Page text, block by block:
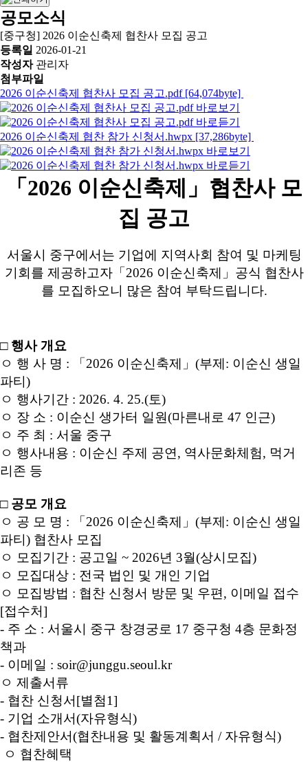
공모소식
[중구청] 2026 이순신축제 협찬사 모집 공고
등록일 2026-01-21
작성자 관리자
첨부파일
2026 이순신축제 협찬사 모집 공고.pdf [64,074byte]
2026 이순신축제 협찬 참가 신청서.hwpx [37,286byte]
「2026 이순신축제」협찬사 모
집 공고
서울시 중구에서는 기업에 지역사회 참여 및 마케팅
기회를 제공하고자「2026 이순신축제」공식 협찬사
를 모집하오니 많은 참여 부탁드립니다.
□ 행사 개요
ㅇ 행 사 명 : 「2026 이순신축제」(부제: 이순신 생일
파티)
ㅇ 행사기간 : 2026. 4. 25.(토)
ㅇ 장 소 : 이순신 생가터 일원(마른내로 47 인근)
ㅇ 주 최 : 서울 중구
ㅇ 행사내용 : 이순신 주제 공연, 역사문화체험, 먹거
리존 등
□ 공모 개요
ㅇ 공 모 명 : 「2026 이순신축제」(부제: 이순신 생일
파티) 협찬사 모집
ㅇ 모집기간 : 공고일 ~ 2026년 3월(상시모집)
ㅇ 모집대상 : 전국 법인 및 개인 기업
ㅇ 모집방법 : 협찬 신청서 방문 및 우편, 이메일 접수
[접수처]
- 주 소 : 서울시 중구 창경궁로 17 중구청 4층 문화정
책과
- 이메일 : soir@junggu.seoul.kr
ㅇ 제출서류
- 협찬 신청서[별첨1]
- 기업 소개서(자유형식)
- 협찬제안서(협찬내용 및 활동계획서 / 자유형식)
ㅇ 협찬혜택